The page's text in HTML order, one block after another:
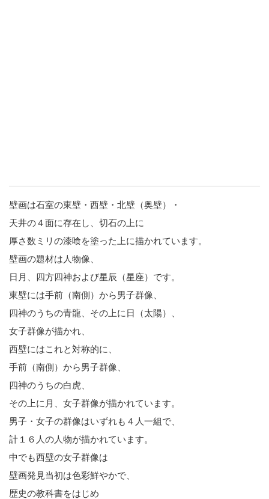
壁画は石室の東壁・西壁・北壁（奥壁）・
天井の４面に存在し、切石の上に
厚さ数ミリの漆喰を塗った上に描かれています。
壁画の題材は人物像、
日月、四方四神および星辰（星座）です。
東壁には手前（南側）から男子群像、
四神のうちの青龍、その上に日（太陽）、
女子群像が描かれ、
西壁にはこれと対称的に、
手前（南側）から男子群像、
四神のうちの白虎、
その上に月、女子群像が描かれています。
男子・女子の群像はいずれも４人一組で、
計１６人の人物が描かれています。
中でも西壁の女子群像は
壁画発見当初は色彩鮮やかで、
歴史の教科書をはじめ